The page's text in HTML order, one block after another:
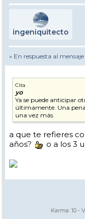
ingeniquitecto
» En respuesta al mensaje
Cita
yo
Ya se puede anticipar
últimamente. Una
una vez más.
a que te refieres
años?
o a los 3
Karma: 10 -